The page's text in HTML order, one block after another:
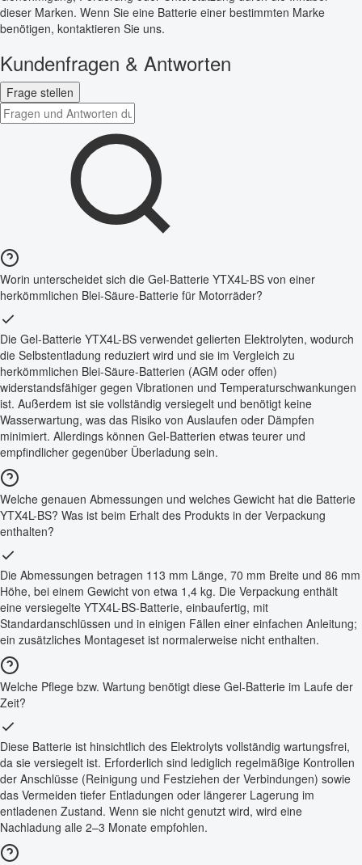
dieser Marken. Wenn Sie eine Batterie einer bestimmten Marke
benötigen, kontaktieren Sie uns.
Kundenfragen & Antworten
Frage stellen
Worin unterscheidet sich die Gel-Batterie YTX4L-BS von einer
herkömmlichen Blei-Säure-Batterie für Motorräder?
Die Gel-Batterie YTX4L-BS verwendet gelierten Elektrolyten, wodurch
die Selbstentladung reduziert wird und sie im Vergleich zu
herkömmlichen Blei-Säure-Batterien (AGM oder offen)
widerstandsfähiger gegen Vibrationen und Temperaturschwankungen
ist. Außerdem ist sie vollständig versiegelt und benötigt keine
Wasserwartung, was das Risiko von Auslaufen oder Dämpfen
minimiert. Allerdings können Gel-Batterien etwas teurer und
empfindlicher gegenüber Überladung sein.
Welche genauen Abmessungen und welches Gewicht hat die Batterie
YTX4L-BS? Was ist beim Erhalt des Produkts in der Verpackung
enthalten?
Die Abmessungen betragen 113 mm Länge, 70 mm Breite und 86 mm
Höhe, bei einem Gewicht von etwa 1,4 kg. Die Verpackung enthält
eine versiegelte YTX4L-BS-Batterie, einbaufertig, mit
Standardanschlüssen und in einigen Fällen einer einfachen Anleitung;
ein zusätzliches Montageset ist normalerweise nicht enthalten.
Welche Pflege bzw. Wartung benötigt diese Gel-Batterie im Laufe der
Zeit?
Diese Batterie ist hinsichtlich des Elektrolyts vollständig wartungsfrei,
da sie versiegelt ist. Erforderlich sind lediglich regelmäßige Kontrollen
der Anschlüsse (Reinigung und Festziehen der Verbindungen) sowie
das Vermeiden tiefer Entladungen oder längerer Lagerung im
entladenen Zustand. Wenn sie nicht genutzt wird, wird eine
Nachladung alle 2–3 Monate empfohlen.